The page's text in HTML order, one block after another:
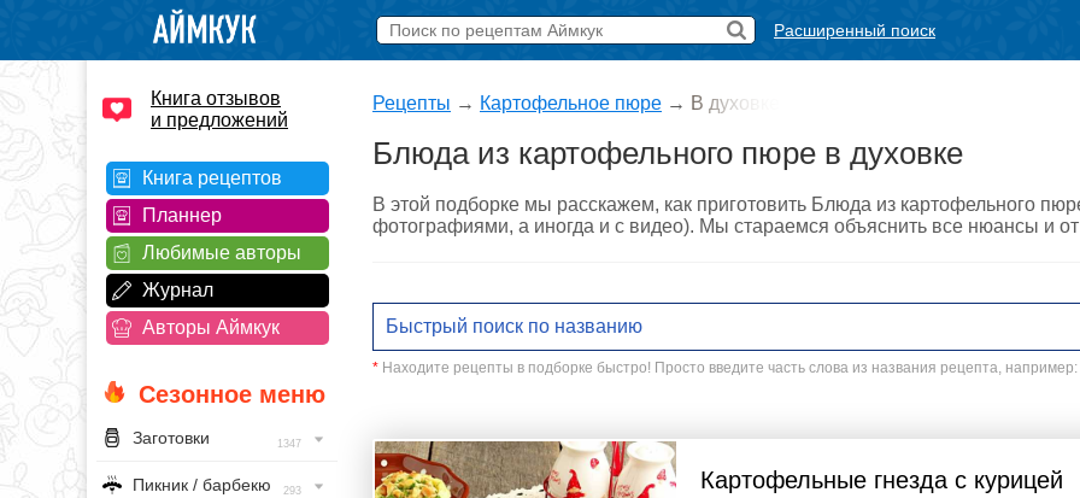
Расширенный поиск
Книга отзывов
и предложений
Книга рецептов
Планнер
Любимые авторы
Журнал
Авторы Аймкук
Сезонное меню
Заготовки 1347
Пикник / барбекю 293
Рецепты → Картофельное пюре → В духовке
Блюда из картофельного пюре в духовке
В этой подборке мы расскажем, как приготовить Блюда из картофельного
фотографиями, а иногда и с видео). Мы стараемся объяснить все нюансы и
* Находите рецепты в подборке быстро! Просто введите часть слова из названия рецепта, например:
Картофельные гнезда с курицей